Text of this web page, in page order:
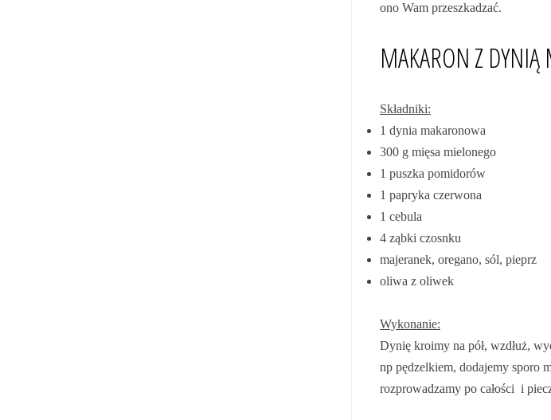
ono Wam przeszkadzać.
MAKARON Z
Składniki:
1 dynia makaronowa
300 g mięsa mielonego
1 puszka pomidorów
1 papryka czerwona
1 cebula
4 ząbki czosnku
majeranek, oregano, sól, pieprz
oliwa z oliwek
Wykonanie:
Dynię kroimy na pół, wzdłuż,
np pędzelkiem, dodajemy sporo
rozprowadzamy po całości i